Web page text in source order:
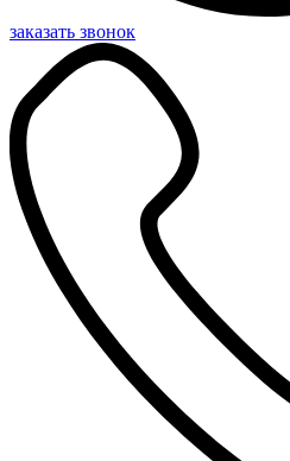
заказать звонок